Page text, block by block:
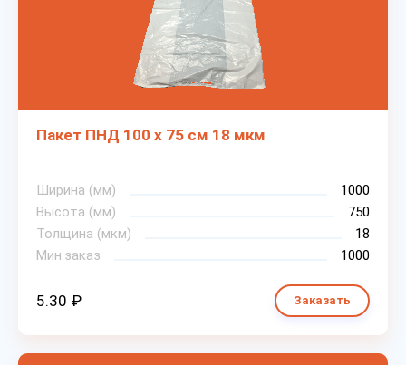
Пакет ПНД 100 х 75 см 18 мкм
Ширина (мм)
1000
Высота (мм)
750
Толщина (мкм)
18
Мин.заказ
1000
5.30 ₽ Заказать